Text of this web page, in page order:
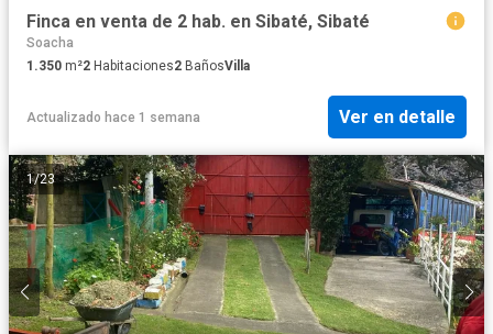
Finca en venta de 2 hab. en Sibaté, Sibaté
Soacha
1.350 m²2 Habitaciones2 BañosVilla
Actualizado hace 1 semana Ver en detalle
1/23